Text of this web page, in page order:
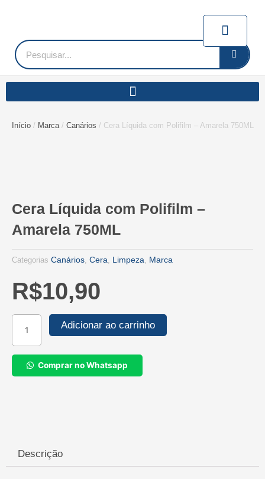
conteúdoPesquisar
Início/ Marca/ Canários / Cera Líquida com Polifilm – Amarela 750ML
Cera Líquida com Polifilm –
Amarela 750ML
Categorias Canários, Cera, Limpeza, Marca
R$10,90
Líquida
com
Polifilm
-
Adicionar ao carrinho
Comprar no Whatsapp
Descrição